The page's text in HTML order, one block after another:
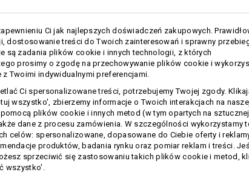
Nie czyścić na sucho
Ta odzież nadaje się do prania w
przemysłowe). Do prania w
Personalizacja:
Samodzielne
więcej
Ci jak najlepszych doświadczeń zakupowych.
dostosowanie treści do Twoich zainteresowań i sprawny
są zadania plików cookie i innych technologii, z których
prosimy o zgodę na przechowywanie plików cookie i
Twoimi indywidualnymi preferencjami.
Ci spersonalizowane treści, potrzebujemy Twojej zgody.
wszystko', zbierzemy informacje o Twoich interakcjach na
plików cookie i innych metod (w tym opartych na sztucznej
dane z procesu zamówienia. W szczególności wykorzystamy
celów: spersonalizowane, dopasowane do Ciebie oferty i
produktów, badania rynku oraz pomiar reklam i treści.
sprzeciwić się zastosowaniu takich plików cookie i metod,
wszystko'.